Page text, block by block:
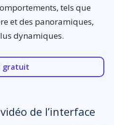
tels que
et des panoramiques,
dynamiques.
gratuit
de l’interface